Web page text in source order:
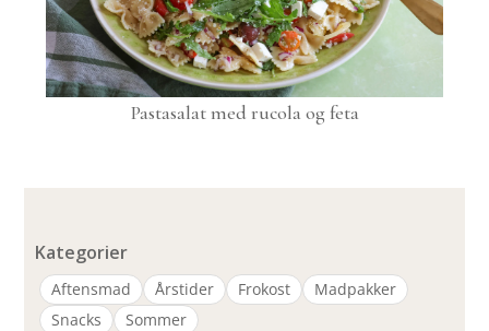
Pastasalat med rucola og feta
Kategorier
Aftensmad Årstider Frokost
Madpakker
Snacks
Sommer